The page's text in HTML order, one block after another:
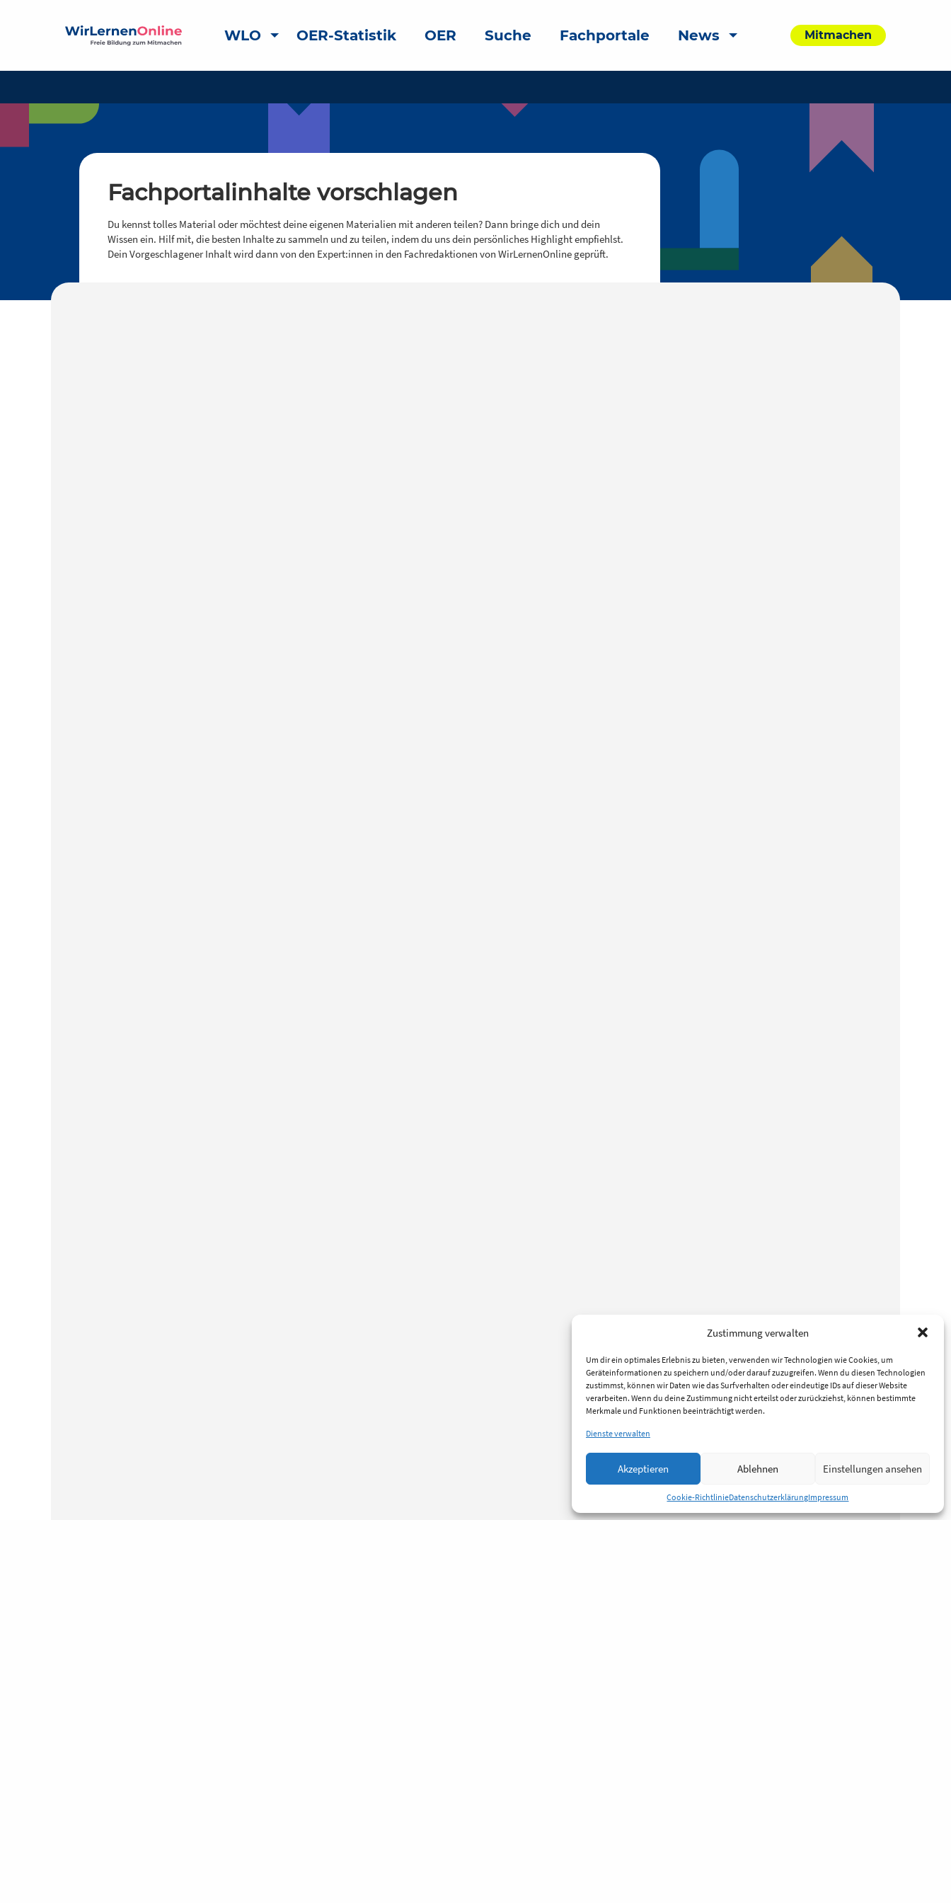
Zustimmung verwalten
Um dir ein optimales Erlebnis zu bieten, verwenden wir Technologien wie Cookies, um
Geräteinformationen zu speichern und/oder darauf zuzugreifen. Wenn du diesen Technologien
zustimmst, können wir Daten wie das Surfverhalten oder eindeutige IDs auf dieser Website
verarbeiten. Wenn du deine Zustimmung nicht erteilst oder zurückziehst, können bestimmte
Merkmale und Funktionen beeinträchtigt werden.
Dienste verwalten
Akzeptieren Ablehnen Einstellungen ansehen
Cookie-RichtlinieDatenschutzerklärungImpressum
WLO OER-Statistik OER Suche Fachportale News Mitmachen
Fachportalinhalte vorschlagen
Du kennst tolles Material oder möchtest deine eigenen Materialien mit anderen teilen? Dann bringe dich und dein
Wissen ein. Hilf mit, die besten Inhalte zu sammeln und zu teilen, indem du uns dein persönliches Highlight empfiehlst.
Dein Vorgeschlagener Inhalt wird dann von den Expert:innen in den Fachredaktionen von WirLernenOnline geprüft.